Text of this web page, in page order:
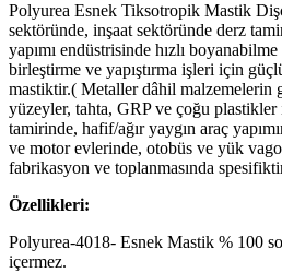
Polyurea Esnek Tiksotropik Mastik
sektöründe, inşaat sektöründe derz
yapımı endüstrisinde hızlı
birleştirme ve yapıştırma işleri için
mastiktir.( Metaller dâhil malzemelerin
yüzeyler, tahta, GRP ve çoğu
tamirinde, hafif/ağır yaygın araç
ve motor evlerinde, otobüs ve yük
fabrikasyon ve toplanmasında
Özellikleri:
Polyurea-4018- Esnek Mastik % 100
içermez.